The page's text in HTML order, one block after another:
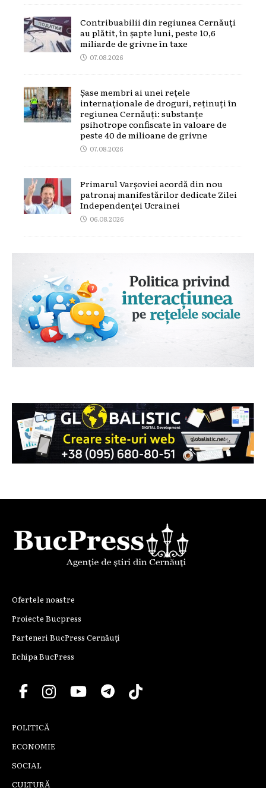
Contribuabilii din regiunea Cernăuți
au plătit, în șapte luni, peste 10,6
miliarde de grivne în taxe
07.08.2026
Șase membri ai unei rețele
internaționale de droguri, reținuți în
regiunea Cernăuți: substanțe
psihotrope confiscate în valoare de
peste 40 de milioane de grivne
07.08.2026
Primarul Varșoviei acordă din nou
patronaj manifestărilor dedicate Zilei
Independenței Ucrainei
06.08.2026
Ofertele noastre
Proiecte Bucpress
Parteneri BucPress Cernăuți
Echipa BucPress
POLITICĂ
ECONOMIE
SOCIAL
CULTURĂ